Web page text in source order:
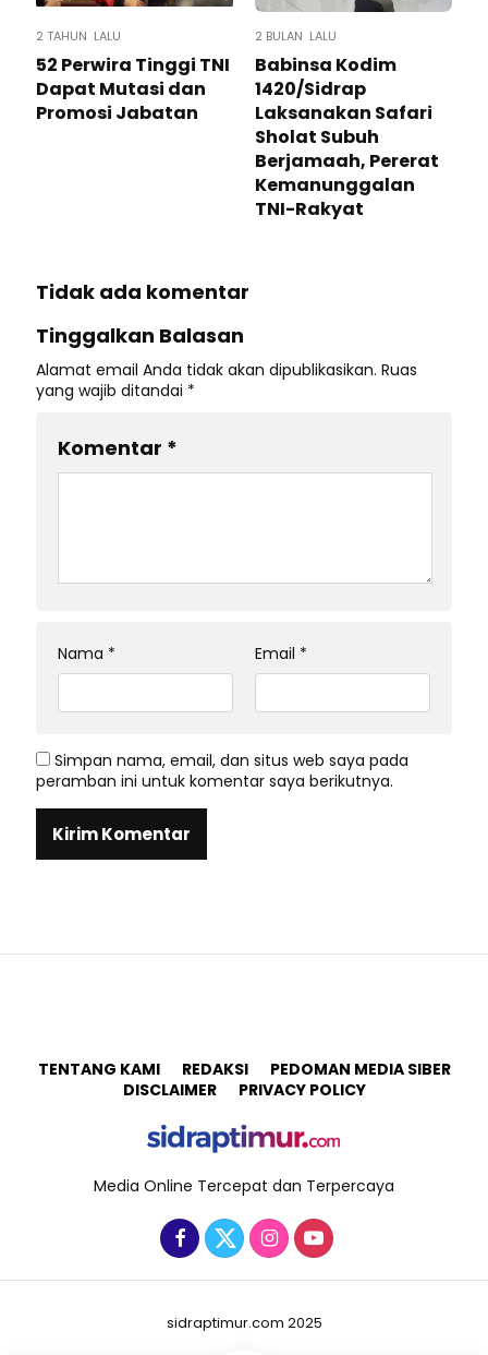
2 TAHUN LALU
52 Perwira Tinggi TNI
Dapat Mutasi dan
Promosi Jabatan
2 BULAN LALU
Babinsa Kodim
1420/Sidrap
Laksanakan Safari
Sholat Subuh
Berjamaah, Pererat
Kemanunggalan
TNI-Rakyat
Tidak ada komentar
Tinggalkan Balasan
Alamat email Anda tidak akan dipublikasikan. Ruas
yang wajib ditandai *
Komentar *
Nama * Email *
Simpan nama, email, dan situs web saya pada
peramban ini untuk komentar saya berikutnya.
TENTANG KAMI REDAKSI
PEDOMAN MEDIA SIBER
DISCLAIMER
PRIVACY POLICY
Media Online Tercepat dan Terpercaya
sidraptimur.com 2025